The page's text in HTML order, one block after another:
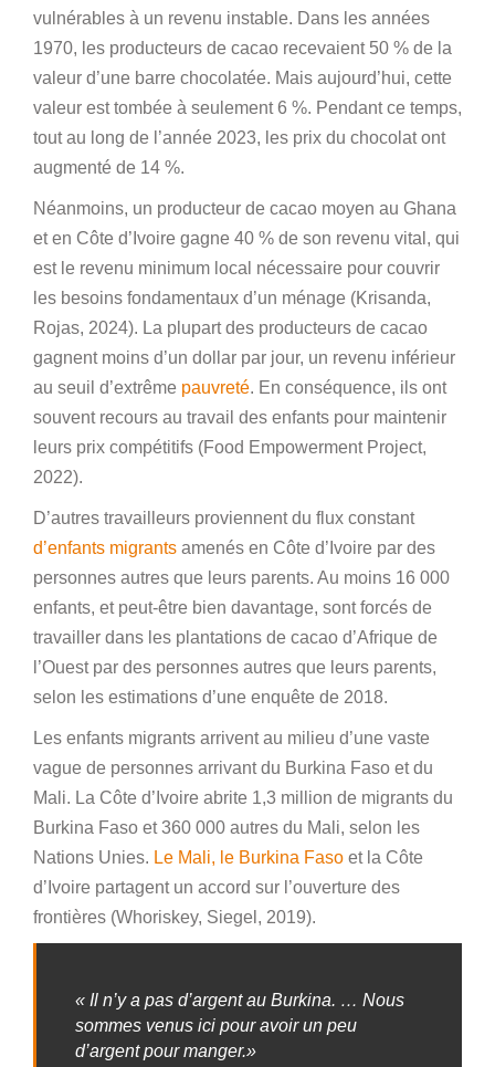
vulnérables à un revenu instable. Dans les années
1970, les producteurs de cacao recevaient 50 % de la
valeur d’une barre chocolatée. Mais aujourd’hui, cette
valeur est tombée à seulement 6 %. Pendant ce temps,
tout au long de l’année 2023, les prix du chocolat ont
augmenté de 14 %.
Néanmoins, un producteur de cacao moyen au Ghana
et en Côte d’Ivoire gagne 40 % de son revenu vital, qui
est le revenu minimum local nécessaire pour couvrir
les besoins fondamentaux d’un ménage (Krisanda,
Rojas, 2024). La plupart des producteurs de cacao
gagnent moins d’un dollar par jour, un revenu inférieur
au seuil d’extrême pauvreté. En conséquence, ils ont
souvent recours au travail des enfants pour maintenir
leurs prix compétitifs (Food Empowerment Project,
2022).
D’autres travailleurs proviennent du flux constant
d’enfants migrants amenés en Côte d’Ivoire par des
personnes autres que leurs parents. Au moins 16 000
enfants, et peut-être bien davantage, sont forcés de
travailler dans les plantations de cacao d’Afrique de
l’Ouest par des personnes autres que leurs parents,
selon les estimations d’une enquête de 2018.
Les enfants migrants arrivent au milieu d’une vaste
vague de personnes arrivant du Burkina Faso et du
Mali. La Côte d’Ivoire abrite 1,3 million de migrants du
Burkina Faso et 360 000 autres du Mali, selon les
Nations Unies. Le Mali, le Burkina Faso et la Côte
d’Ivoire partagent un accord sur l’ouverture des
frontières (Whoriskey, Siegel, 2019).
« Il n’y a pas d’argent au Burkina. … Nous
sommes venus ici pour avoir un peu
d’argent pour manger.»